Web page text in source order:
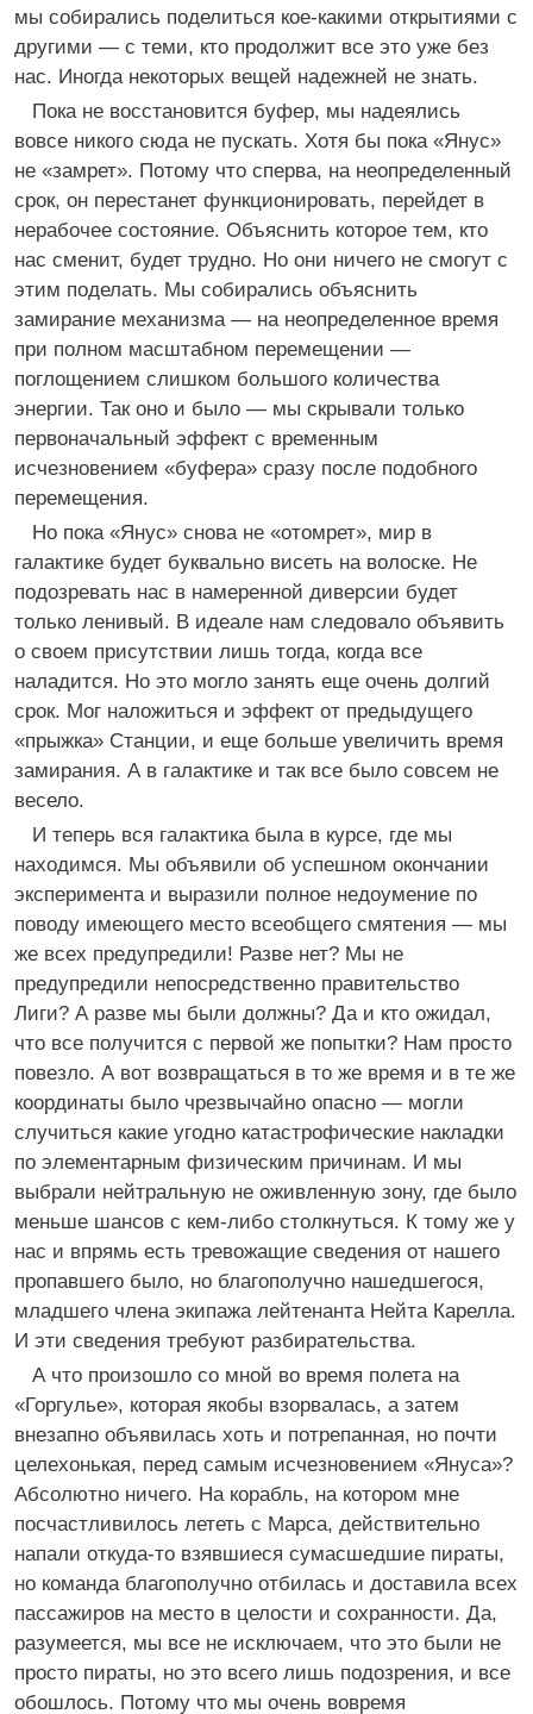
мы собирались поделиться кое-какими открытиями с
другими — с теми, кто продолжит все это уже без
нас. Иногда некоторых вещей надежней не знать.
Пока не восстановится буфер, мы надеялись
вовсе никого сюда не пускать. Хотя бы пока «Янус»
не «замрет». Потому что сперва, на неопределенный
срок, он перестанет функционировать, перейдет в
нерабочее состояние. Объяснить которое тем, кто
нас сменит, будет трудно. Но они ничего не смогут с
этим поделать. Мы собирались объяснить
замирание механизма — на неопределенное время
при полном масштабном перемещении —
поглощением слишком большого количества
энергии. Так оно и было — мы скрывали только
первоначальный эффект с временным
исчезновением «буфера» сразу после подобного
перемещения.
Но пока «Янус» снова не «отомрет», мир в
галактике будет буквально висеть на волоске. Не
подозревать нас в намеренной диверсии будет
только ленивый. В идеале нам следовало объявить
о своем присутствии лишь тогда, когда все
наладится. Но это могло занять еще очень долгий
срок. Мог наложиться и эффект от предыдущего
«прыжка» Станции, и еще больше увеличить время
замирания. А в галактике и так все было совсем не
весело.
И теперь вся галактика была в курсе, где мы
находимся. Мы объявили об успешном окончании
эксперимента и выразили полное недоумение по
поводу имеющего место всеобщего смятения — мы
же всех предупредили! Разве нет? Мы не
предупредили непосредственно правительство
Лиги? А разве мы были должны? Да и кто ожидал,
что все получится с первой же попытки? Нам просто
повезло. А вот возвращаться в то же время и в те же
координаты было чрезвычайно опасно — могли
случиться какие угодно катастрофические накладки
по элементарным физическим причинам. И мы
выбрали нейтральную не оживленную зону, где было
меньше шансов с кем-либо столкнуться. К тому же у
нас и впрямь есть тревожащие сведения от нашего
пропавшего было, но благополучно нашедшегося,
младшего члена экипажа лейтенанта Нейта Карелла.
И эти сведения требуют разбирательства.
А что произошло со мной во время полета на
«Горгулье», которая якобы взорвалась, а затем
внезапно объявилась хоть и потрепанная, но почти
целехонькая, перед самым исчезновением «Януса»?
Абсолютно ничего. На корабль, на котором мне
посчастливилось лететь с Марса, действительно
напали откуда-то взявшиеся сумасшедшие пираты,
но команда благополучно отбилась и доставила всех
пассажиров на место в целости и сохранности. Да,
разумеется, мы все не исключаем, что это были не
просто пираты, но это всего лишь подозрения, и все
обошлось. Потому что мы очень вовремя